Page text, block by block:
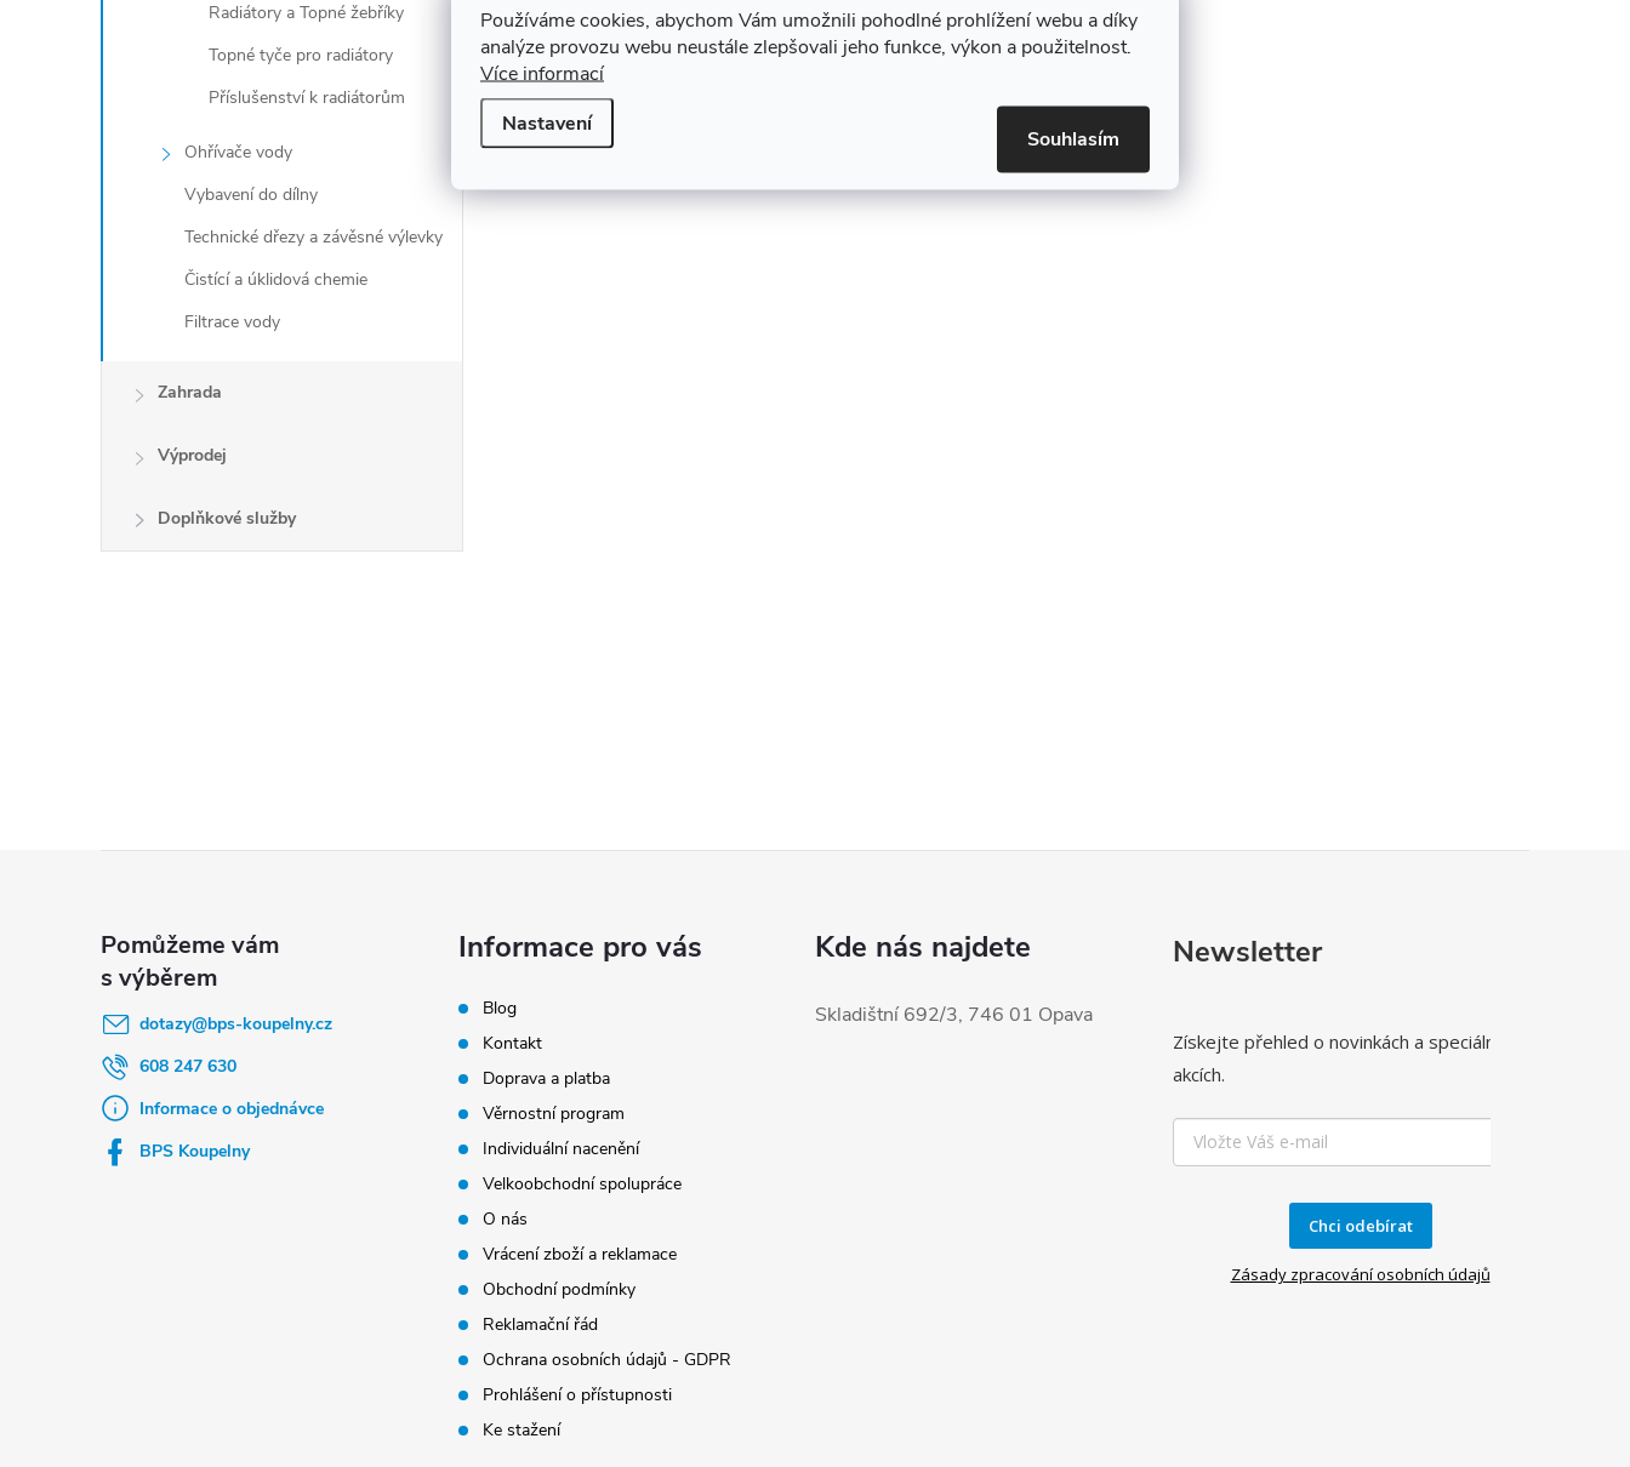
Používáme cookies, abychom Vám umožnili pohodlné prohlížení webu a díky
analýze provozu webu neustále zlepšovali jeho funkce, výkon a použitelnost.
Více informací
Nastavení
Souhlasím
Radiátory a Topné žebříky
Topné tyče pro radiátory
Příslušenství k radiátorům
Ohřívače vody
Vybavení do dílny
Technické dřezy a závěsné výlevky
Čistící a úklidová chemie
Filtrace vody
Zahrada
Výprodej
Doplňkové služby
dotazy@bps-koupelny.cz
608 247 630
Informace o objednávce
BPS Koupelny
Informace pro vás
Blog
Kontakt
Doprava a platba
Věrnostní program
Individuální nacenění
Velkoobchodní spolupráce
O nás
Vrácení zboží a reklamace
Obchodní podmínky
Reklamační řád
Ochrana osobních údajů - GDPR
Prohlášení o přístupnosti
Ke stažení
Kde nás najdete
Skladištní 692/3, 746 01 Opava
Newsletter
Získejte přehled o novinkách a speciálních
akcích.
Chci odebírat
Zásady zpracování osobních údajů